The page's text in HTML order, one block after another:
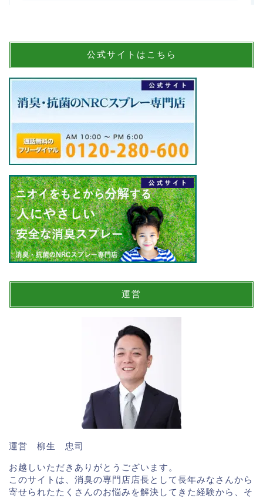
公式サイトはこちら
運営
運営 柳生 忠司
お越しいただきありがとうございます。
このサイトは、消臭の専門店店長として長年みなさんから
寄せられたたくさんのお悩みを解決してきた経験から、そ